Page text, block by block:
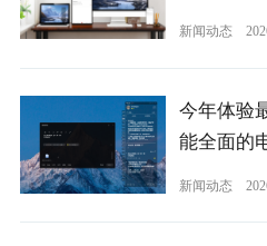
新闻动态
今年体验
能全面的
新闻动态